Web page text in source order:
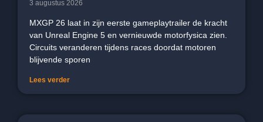
3 augustus 2026
MXGP 26 laat in zijn eerste gameplaytrailer de kracht
van Unreal Engine 5 en vernieuwde motorfysica zien.
Circuits veranderen tijdens races doordat motoren
blijvende sporen
Lees verder